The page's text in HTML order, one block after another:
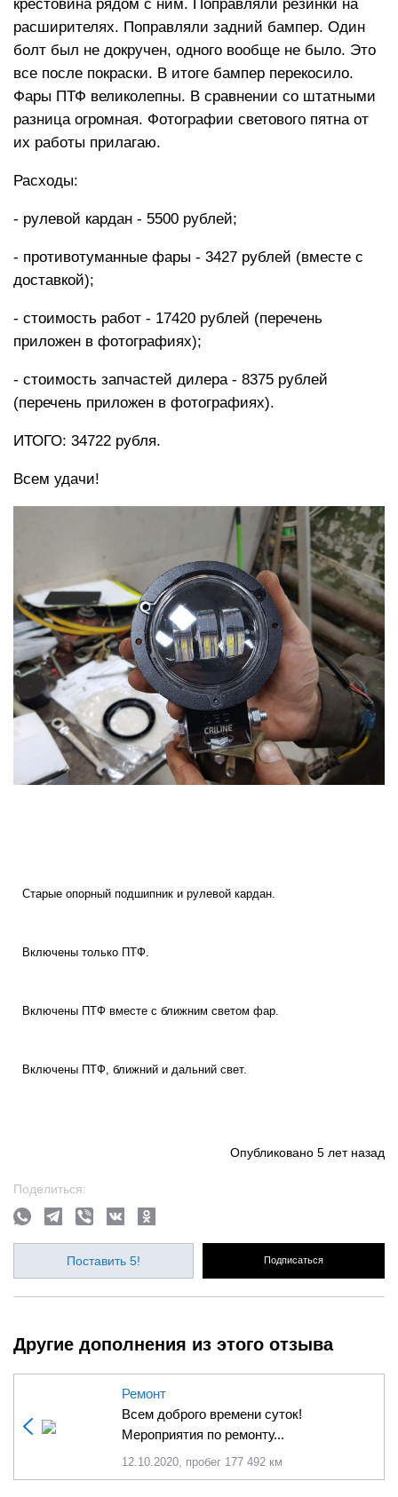
крестовина рядом с ним. Поправляли резинки на
расширителях. Поправляли задний бампер. Один
болт был не докручен, одного вообще не было. Это
все после покраски. В итоге бампер перекосило.
Фары ПТФ великолепны. В сравнении со штатными
разница огромная. Фотографии светового пятна от
их работы прилагаю.
Расходы:
- рулевой кардан - 5500 рублей;
- противотуманные фары - 3427 рублей (вместе с
доставкой);
- стоимость работ - 17420 рублей (перечень
приложен в фотографиях);
- стоимость запчастей дилера - 8375 рублей
(перечень приложен в фотографиях).
ИТОГО: 34722 рубля.
Всем удачи!
Старые опорный подшипник и рулевой кардан.
Включены только ПТФ.
Включены ПТФ вместе с ближним светом фар.
Включены ПТФ, ближний и дальний свет.
Опубликовано 5 лет назад
Поделиться:
Поставить 5! Подписаться
Другие дополнения из этого отзыва
Ремонт
Всем доброго времени суток!
Мероприятия по ремонту...
12.10.2020, пробег 177 492 км